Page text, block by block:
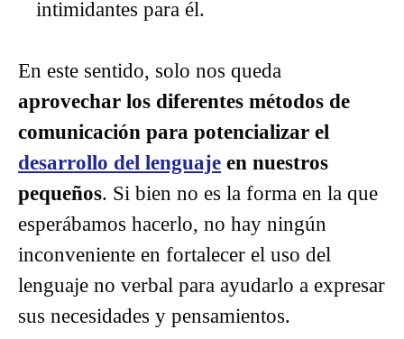
intimidantes para él.
En este sentido, solo nos queda
aprovechar los diferentes métodos de
comunicación para potencializar el
desarrollo del lenguaje en nuestros
pequeños. Si bien no es la forma en la que
esperábamos hacerlo, no hay ningún
inconveniente en fortalecer el uso del
lenguaje no verbal para ayudarlo a expresar
sus necesidades y pensamientos.